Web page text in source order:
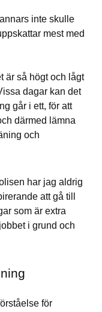
inte skulle
mest med
är så högt och lågt
dagar kan det
går i ett, för att
därmed lämna
och
har jag aldrig
att gå till
som är extra
i grund och
för